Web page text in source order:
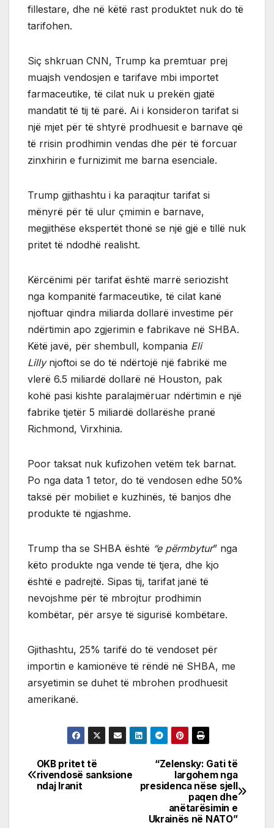
fillestare, dhe në këtë rast produktet nuk do të
tarifohen.
Siç shkruan CNN, Trump ka premtuar prej
muajsh vendosjen e tarifave mbi importet
farmaceutike, të cilat nuk u prekën gjatë
mandatit të tij të parë. Ai i konsideron tarifat si
një mjet për të shtyrë prodhuesit e barnave që
të rrisin prodhimin vendas dhe për të forcuar
zinxhirin e furnizimit me barna esenciale.
Trump gjithashtu i ka paraqitur tarifat si
mënyrë për të ulur çmimin e barnave,
megjithëse ekspertët thonë se një gjë e tillë nuk
pritet të ndodhë realisht.
Kërcënimi për tarifat është marrë seriozisht
nga kompanitë farmaceutike, të cilat kanë
njoftuar qindra miliarda dollarë investime për
ndërtimin apo zgjerimin e fabrikave në SHBA.
Këtë javë, për shembull, kompania Eli
Lillynjoftoi se do të ndërtojë një fabrikë me
vlerë 6.5 miliardë dollarë në Houston, pak
kohë pasi kishte paralajmëruar ndërtimin e një
fabrike tjetër 5 miliardë dollarëshe pranë
Richmond, Virxhinia.
Poor taksat nuk kufizohen vetëm tek barnat.
Po nga data 1 tetor, do të vendosen edhe 50%
taksë për mobiliet e kuzhinës, të banjos dhe
produkte të ngjashme.
Trump tha se SHBA është “e përmbytur” nga
këto produkte nga vende të tjera, dhe kjo
është e padrejtë. Sipas tij, tarifat janë të
nevojshme për të mbrojtur prodhimin
kombëtar, për arsye të sigurisë kombëtare.
Gjithashtu, 25% tarifë do të vendoset për
importin e kamionëve të rëndë në SHBA, me
arsyetimin se duhet të mbrohen prodhuesit
amerikanë.
Post
navigation
“Zelensky: Gati të
largohem nga
presidenca nëse sjell
paqen dhe
anëtarësimin e
Ukrainës në NATO”
OKB pritet të
rivendosë sanksione
ndaj Iranit